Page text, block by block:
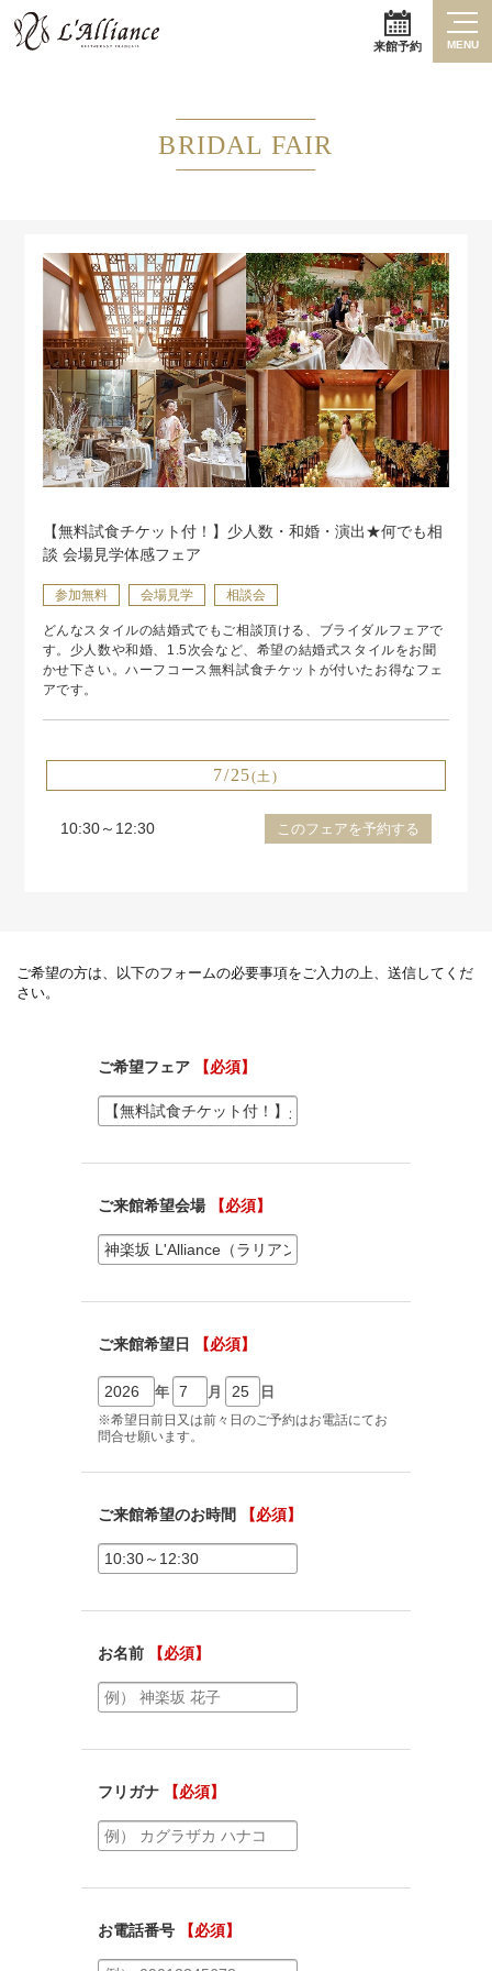
来館予約 MENU
BRIDAL FAIR
【無料試食チケット付！】少人数・和婚・演出★何でも相
談 会場見学体感フェア
参加無料 会場見学 相談会
どんなスタイルの結婚式でもご相談頂ける、ブライダルフェアで
す。少人数や和婚、1.5次会など、希望の結婚式スタイルをお聞
かせ下さい。ハーフコース無料試食チケットが付いたお得なフェ
アです。
7/25(土)
10:30～12:30 このフェアを予約する